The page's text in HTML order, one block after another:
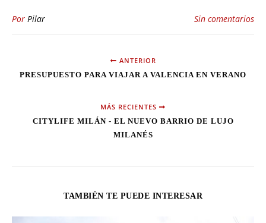
Por Pilar Sin comentarios
ANTERIOR
PRESUPUESTO PARA VIAJAR A VALENCIA EN VERANO
MÁS RECIENTES
CITYLIFE MILÁN - EL NUEVO BARRIO DE LUJO
MILANÉS
TAMBIÉN TE PUEDE INTERESAR